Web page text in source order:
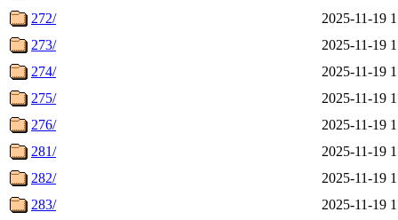
272/
2025-11-19
273/
2025-11-19
274/
2025-11-19
275/
2025-11-19
276/
2025-11-19
281/
2025-11-19
282/
2025-11-19
283/
2025-11-19